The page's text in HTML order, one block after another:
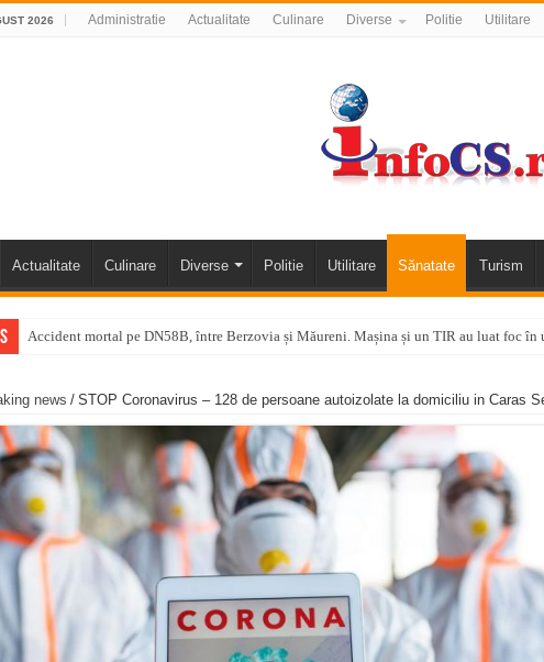
2026 Administratie Actualitate Culinare Diverse Politie Utilitare
Actualitate Culinare Diverse Politie Utilitare Sănatate Turism
Accident mortal pe DN58B, între Berzovia și Măureni. Mașina și un TIR au luat foc în
Furtuna și vijelia au lovit Valea Almăjului și zona Oravița – Cărbunari VIDEO
Întreruperi temporare ale furnizării apei potabile în Bocșa Română, în data de 6 august
ANUNŢ OPRIRE ANUNŢ OPRIRE APĂ în ORAVIȚA – 05.08.2026 – avarie
Anunț important – Închidere temporară Podul de Piatră din Herculane
Ștrandul Termal Ring din Oravița – locul unde natura a ascuns un izvor de sănătate
Miresme de lavandă, mentă și flori de vară și râsete de copii la Carașova VIDEO
ANUNȚ OPRIRE APĂ în Reșița – avarie – 04.08.2026 – str. Văliugului și Plastomet
ANUNŢ OPRIRE APĂ în CARANSEBEȘ – 04.08.2026 – avarie – Calea Severinului
news / STOP Coronavirus – 128 de persoane autoizolate la domiciliu in Caras